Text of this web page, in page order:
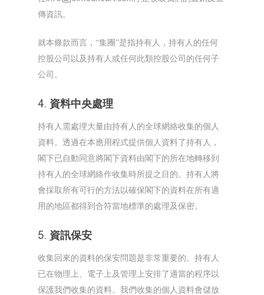
傳資訊。
就本條款而言，“集團”是指持有人，持有人的任何
控股公司以及持有人或任何此類控股公司的任何子
公司。
4. 資料中央處理
持有人需處理大量由持有人的全球網絡收集的個人
資料。透過在本應用程式提供個人資料了持有人，
閣下已自動同意將閣下資料由閣下的所在地轉移到
持有人的全球網絡作收集時所提之目的。持有人將
會採取所有可行的方法以確保閣下的資料在所有適
用的地區都得到合符當地標準的處理及保密。
5. 資訊保安
收集回來的資料的保安問題是非常重要的。持有人
已在物理上、電子上及管理上安排了適當的程序以
保護我們收集的資料。我們收集的個人資料會儲放